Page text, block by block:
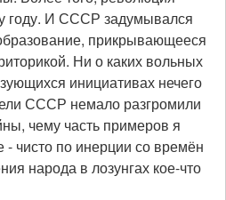
году. И СССР задумывался
образование, прикрывающееся
Ни о каких вольных
инициативах нечего
СССР немало разгромили
чему часть примеров я
чисто по инерции со времён
народа в лозунгах кое-что